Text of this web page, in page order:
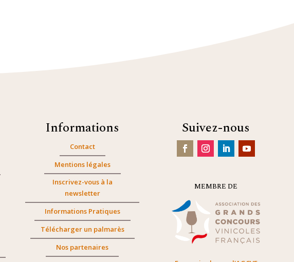
Informations
Contact
Mentions légales
Inscrivez-vous à la
newsletter
Informations Pratiques
Télécharger un palmarès
Nos partenaires
Suivez-nous
MEMBRE DE